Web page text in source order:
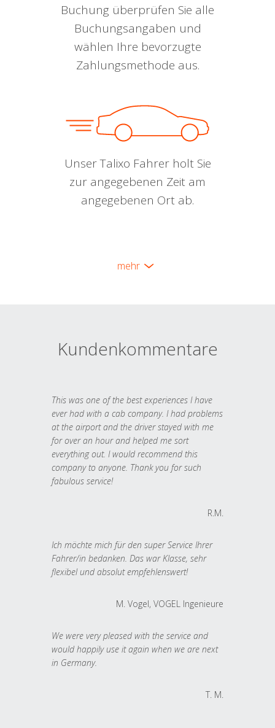
Buchung überprüfen Sie alle
Buchungsangaben und
wählen Ihre bevorzugte
Zahlungsmethode aus.
Unser Talixo Fahrer holt Sie
zur angegebenen Zeit am
angegebenen Ort ab.
mehr
Kundenkommentare
This was one of the best experiences I have
ever had with a cab company. I had problems
at the airport and the driver stayed with me
for over an hour and helped me sort
everything out. I would recommend this
company to anyone. Thank you for such
fabulous service!
R.M.
Ich möchte mich für den super Service Ihrer
Fahrer/in bedanken. Das war Klasse, sehr
flexibel und absolut empfehlenswert!
M. Vogel, VOGEL Ingenieure
We were very pleased with the service and
would happily use it again when we are next
in Germany.
T. M.